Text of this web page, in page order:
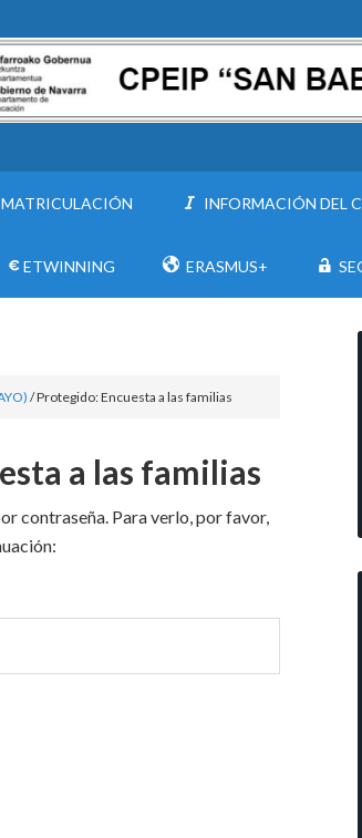
INFORMACIÓN DEL
ETWINNING ERASMUS+
/Protegido: Encuesta a las familias
a las familias
contraseña. Para verlo, por favor,